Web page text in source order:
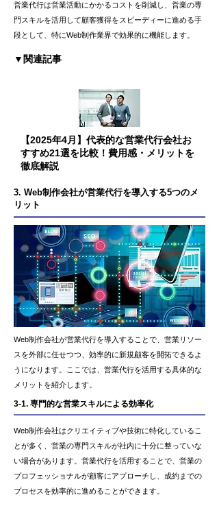
営業代行は営業活動にかかるコストを削減し、営業の専
門スキルを活用して顧客獲得をスピーディーに進める手
段として、特にWeb制作業界で効果的に機能します。
▼関連記事
【2025年4月】代表的な営業代行会社お
すすめ21選を比較！費用感・メリットを
徹底解説
3. Web制作会社が営業代行を導入する5つのメ
リット
3-1. 専門的な営業スキルによる効率化
Web制作会社はクリエイティブや技術に特化しているこ
とが多く、営業の専門スキルが社内に十分に整っていな
い場合があります。営業代行を活用することで、営業の
プロフェッショナルが顧客にアプローチし、成約までの
プロセスを効率的に進めることができます。
Web制作会社が営業代行を導入することで、営業リソー
スを外部に任せつつ、効率的に新規顧客を開拓できるよ
うになります。ここでは、営業代行を活用する具体的な
メリットを紹介します。